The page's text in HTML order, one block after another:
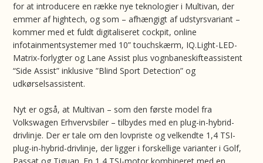
for at introducere en række nye teknologier i Multivan, der
emmer af hightech, og som – afhængigt af udstyrsvariant –
kommer med et fuldt digitaliseret cockpit, online
infotainmentsystemer med 10” touchskærm, IQ.Light-LED-
Matrix-forlygter og Lane Assist plus vognbaneskifteassistent
“Side Assist” inklusive ”Blind Sport Detection” og
udkørselsassistent.
Nyt er også, at Multivan – som den første model fra
Volkswagen Erhvervsbiler – tilbydes med en plug-in-hybrid-
drivlinje. Der er tale om den lovpriste og velkendte 1,4 TSI-
plug-in-hybrid-drivlinje, der ligger i forskellige varianter i Golf,